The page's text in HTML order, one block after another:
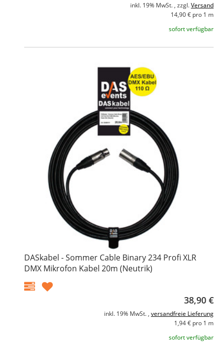
inkl. 19% MwSt. , zzgl. Versand
14,90 € pro 1 m
sofort verfügbar
DASkabel - Sommer Cable Binary 234 Profi XLR
DMX Mikrofon Kabel 20m (Neutrik)
38,90 €
inkl. 19% MwSt. , versandfreie Lieferung
1,94 € pro 1 m
sofort verfügbar